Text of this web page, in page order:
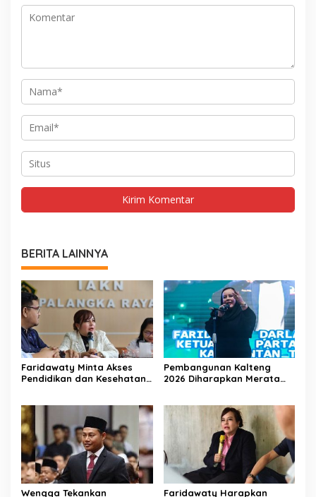
BERITA LAINNYA
Faridawaty Minta Akses
Pendidikan dan Kesehatan
Pembangunan Kalteng
2026 Diharapkan Merata
Wengga Tekankan Faridawaty Harapkan